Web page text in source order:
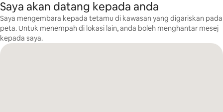
Saya akan datang kepada anda
Saya mengembara kepada tetamu di kawasan yang digariskan pada
peta. Untuk menempah di lokasi lain, anda boleh menghantar mesej
kepada saya.